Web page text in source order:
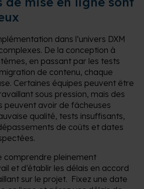
dans l’univers DXM
De la conception à
en passant par les tests
de contenu, chaque
Certaines équipes peuvent être
sous pression, mais des
peuvent avoir de fâcheuses
qualité, tests insuffisants,
de coûts et dates
comprendre pleinement
et d’établir les délais en accord
sur le projet. Fixez une date